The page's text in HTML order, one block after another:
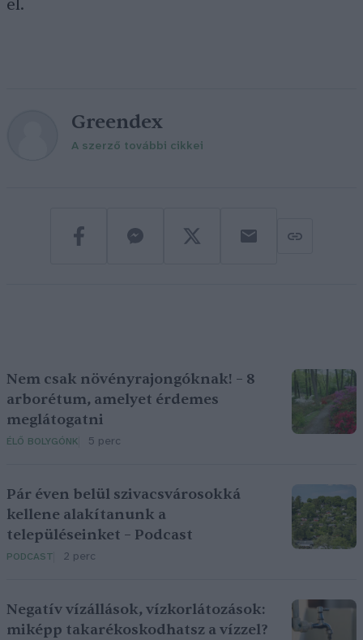
el.
Greendex
A szerző további cikkei
Nem csak növényrajongóknak! – 8
arborétum, amelyet érdemes
meglátogatni
ÉLŐ BOLYGÓNK 5 perc
Pár éven belül szivacsvárosokká
kellene alakítanunk a
településeinket – Podcast
PODCAST 2 perc
Negatív vízállások, vízkorlátozások:
miképp takarékoskodhatsz a vízzel?